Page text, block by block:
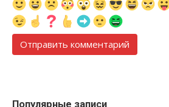
Популярные записи